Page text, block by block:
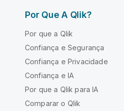
Por Que A Qlik?
Por que a Qlik
Confiança e Segurança
Confiança e Privacidade
Confiança e IA
Por que a Qlik para IA
Comparar o Qlik